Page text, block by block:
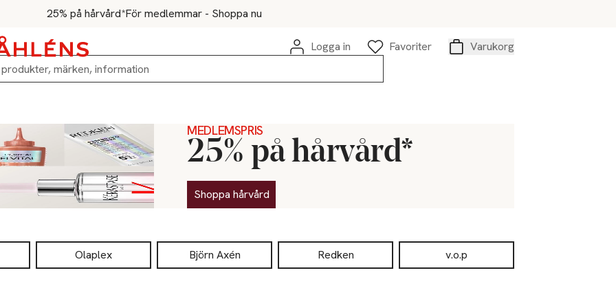
25% på hårvård*För medlemmar - Shoppa nu
Logga in
Favoriter
Varukorg
MEDLEMSPRIS
25% på hårvård*
Shoppa hårvård
Olaplex Björn Axén Redken v.o.p